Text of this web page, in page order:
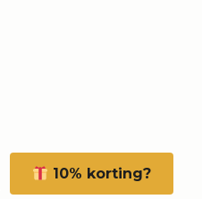
10% korting?